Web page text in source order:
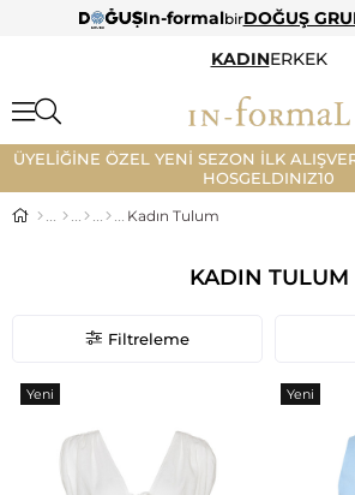
In-formalbirDOĞUŞ
KADINERKEK
ÜYELİĞİNE ÖZEL YENİ SEZON İLK
HOSGELDINIZ10
Kadın Tulum
KADIN TULUM
Filtreleme
Yeni
Yeni